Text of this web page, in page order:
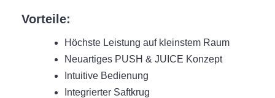
Vorteile:
Höchste Leistung auf kleinstem Raum
Neuartiges PUSH & JUICE Konzept
Intuitive Bedienung
Integrierter Saftkrug